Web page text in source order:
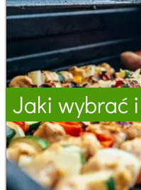
Jaki wybrać